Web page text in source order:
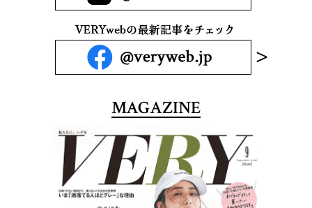
MAGAZINE